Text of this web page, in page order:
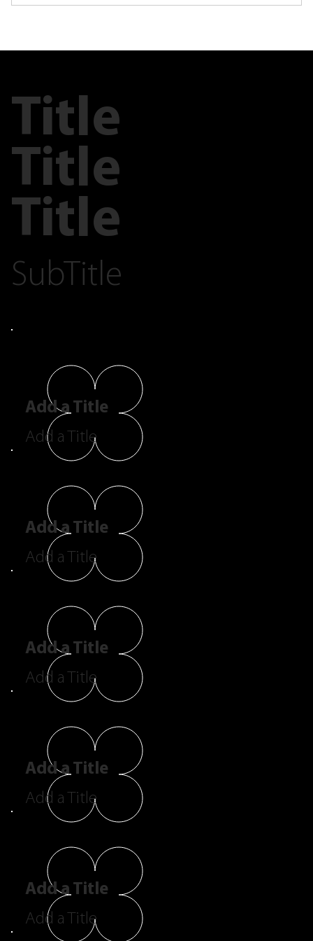
Title
Title
Title
SubTitle
Add a Title
Add a Title
Add a Title
Add a Title
Add a Title
Add a Title
Add a Title
Add a Title
Add a Title
Add a Title